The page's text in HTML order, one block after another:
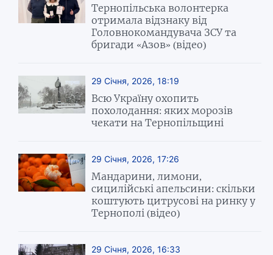
Тернопільська волонтерка
отримала відзнаку від
Головнокомандувача ЗСУ та
бригади «Азов» (відео)
29 Січня, 2026, 18:19
Всю Україну охопить
похолодання: яких морозів
чекати на Тернопільщині
29 Січня, 2026, 17:26
Мандарини, лимони,
сицилійські апельсини: скільки
коштують цитрусові на ринку у
Тернополі (відео)
29 Січня, 2026, 16:33